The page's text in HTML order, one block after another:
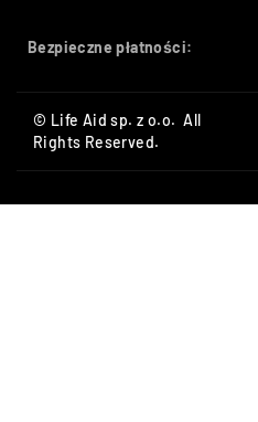
Bezpieczne płatności:
© Life Aid sp. z o.o. All
Rights Reserved.